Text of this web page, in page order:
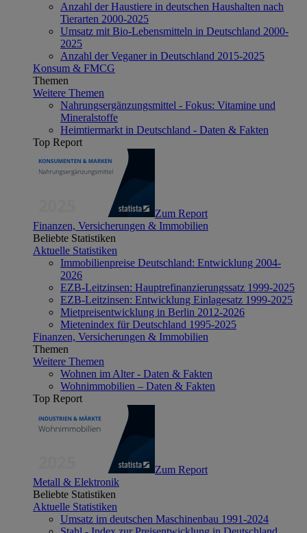
Anzahl der Haustiere in deutschen Haushalten nach
Tierarten 2000-2025
Umsatz mit Bio-Lebensmitteln in Deutschland 2000-
2025
Anzahl der Veganer in Deutschland 2015-2025
Konsum & FMCG
Themen
Weitere Themen
Nahrungsergänzungsmittel - Fokus: Vitamine und
Mineralstoffe
Heimtiermarkt in Deutschland - Daten & Fakten
Top Report
Zum Report
Finanzen, Versicherungen & Immobilien
Beliebte Statistiken
Aktuelle Statistiken
Immobilienpreise Deutschland: Entwicklung 2004-
2026
EZB-Leitzinsen: Hauptrefinanzierungssatz 1999-2025
EZB-Leitzinsen: Entwicklung Einlagesatz 1999-2025
Mietpreisentwicklung in Berlin 2012-2026
Mietenindex für Deutschland 1995-2025
Finanzen, Versicherungen & Immobilien
Themen
Weitere Themen
Wohnen im Alter - Daten & Fakten
Wohnimmobilien – Daten & Fakten
Top Report
Zum Report
Metall & Elektronik
Beliebte Statistiken
Aktuelle Statistiken
Umsatz im deutschen Maschinenbau 1991-2024